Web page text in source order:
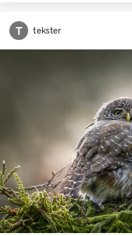
T tekster